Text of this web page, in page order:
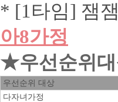
* [1타임] 잼
아8가정
★우선순위대
우선순위 대상
다자녀가정